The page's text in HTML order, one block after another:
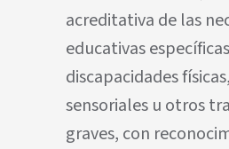
acreditativa de las
educativas
discapacidades
sensoriales u otros
graves, con